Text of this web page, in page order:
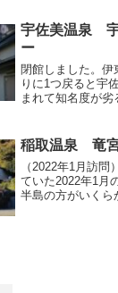
民家と勘違いして
宇佐美温泉
ー
閉館しました。
りに1つ戻ると宇
まれて知名度が劣
を出てから歩いて
う、本当の意味で
稲取温泉 竜
（2022年1月訪
ていた2022年1月
半島の方がいくら